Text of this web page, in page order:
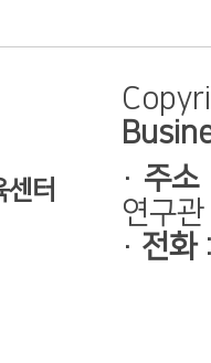
센터
· 주소
연구
· 전화